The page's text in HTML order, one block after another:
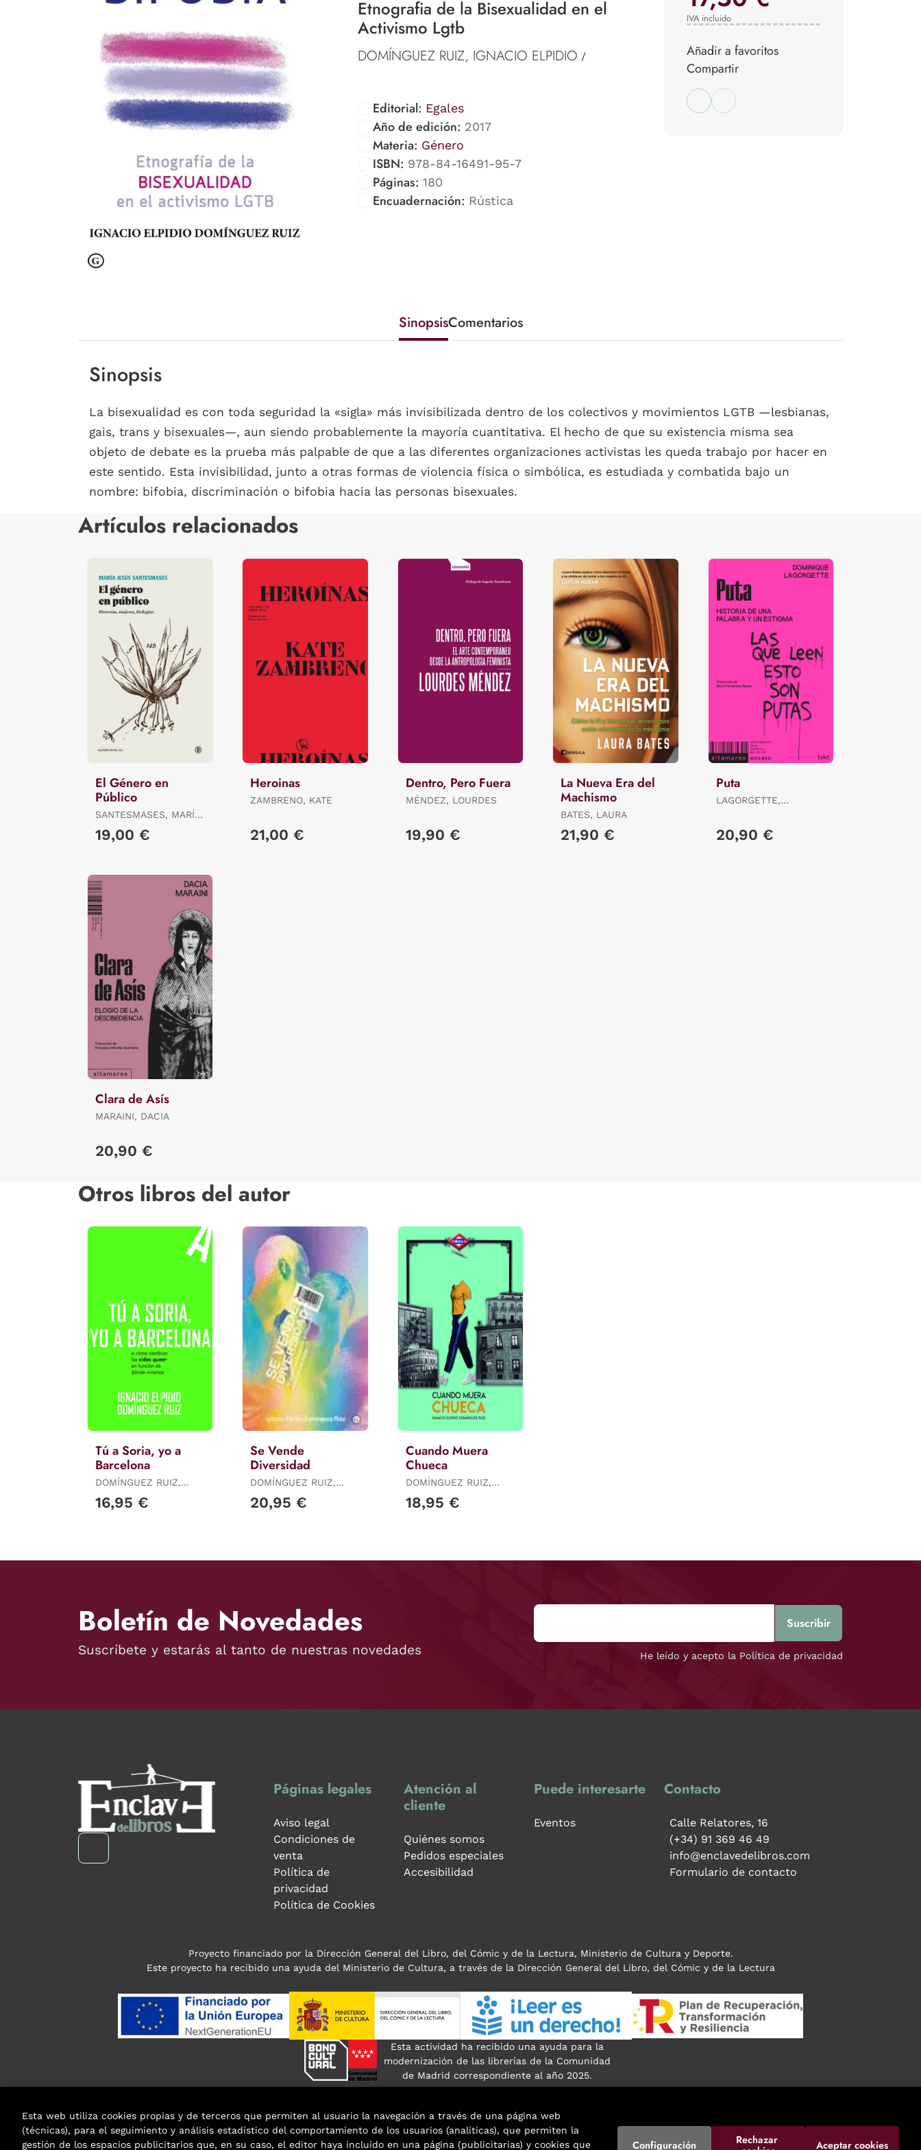
Etnografia de la Bisexualidad en el
Activismo Lgtb
DOMÍNGUEZ RUIZ, IGNACIO ELPIDIO /
Editorial: Egales
Año de edición: 2017
Materia: Género
ISBN: 978-84-16491-95-7
Páginas: 180
Encuadernación: Rústica
IVA incluido
Añadir a favoritos
Compartir
SinopsisComentarios
Sinopsis
La bisexualidad es con toda seguridad la «sigla» más invisibilizada dentro de los colectivos y movimientos LGTB —lesbianas,
gais, trans y bisexuales—, aun siendo probablemente la mayoría cuantitativa. El hecho de que su existencia misma sea
objeto de debate es la prueba más palpable de que a las diferentes organizaciones activistas les queda trabajo por hacer en
este sentido. Esta invisibilidad, junto a otras formas de violencia física o simbólica, es estudiada y combatida bajo un
nombre: bifobia, discriminación o bifobia hacia las personas bisexuales.
Artículos relacionados
El Género en
Público
SANTESMASES, MARÍA
19,00 €
Heroinas
ZAMBRENO, KATE
21,00 €
Dentro, Pero Fuera
MÉNDEZ, LOURDES
19,90 €
La Nueva Era del
Machismo
BATES, LAURA
21,90 €
Puta
LAGORGETTE,
20,90 €
Clara de Asís
MARAINI, DACIA
20,90 €
Otros libros del autor
Tú a Soria, yo a
Barcelona
DOMÍNGUEZ RUIZ,
IGNACIO ELPIDIO
16,95 €
Se Vende
Diversidad
DOMÍNGUEZ RUIZ,
IGNACIO ELPIDIO
20,95 €
Cuando Muera
Chueca
DOMÍNGUEZ RUIZ,
IGNACIO ELPIDIO
18,95 €
Boletín de Novedades
Suscríbete y estarás al tanto de nuestras novedades He leído y acepto la Política de privacidad
Páginas legales
Aviso legal
Condiciones de
venta
Política de
privacidad
Política de Cookies
Atención al
cliente
Quiénes somos
Pedidos especiales
Accesibilidad
Puede interesarte
Eventos
Contacto
Calle Relatores, 16
(+34) 91 369 46 49
info@enclavedelibros.com
Formulario de contacto
Proyecto financiado por la Dirección General del Libro, del Cómic y de la Lectura, Ministerio de Cultura y Deporte.
Este proyecto ha recibido una ayuda del Ministerio de Cultura, a través de la Dirección General del Libro, del Cómic y de la Lectura
Esta actividad ha recibido una ayuda para la
modernización de las librerías de la Comunidad
de Madrid correspondiente al año 2025.
Esta web utiliza cookies propias y de terceros que permiten al usuario la navegación a través de una página web
(técnicas), para el seguimiento y análisis estadístico del comportamiento de los usuarios (analíticas), que permiten la
gestión de los espacios publicitarios que, en su caso, el editor haya incluido en una página (publicitarias) y cookies que
Configuración
Rechazar
Aceptar cookies